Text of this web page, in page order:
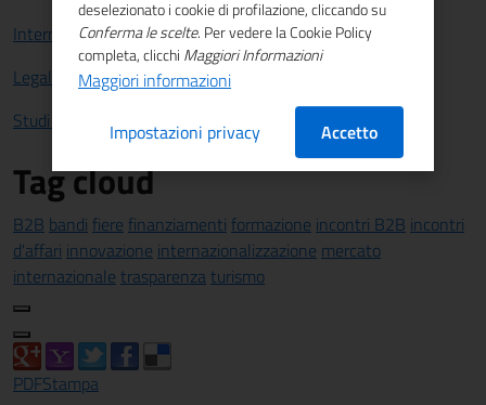
Internazionalizzazione
Legalità
Studi e statistiche
Tag cloud
B2B bandi fiere finanziamenti formazione incontri B2B incontri
d'affari innovazione internazionalizzazione mercato
internazionale trasparenzaturismo
PDFStampa
deselezionato i cookie di profilazione, cliccando su
Conferma le scelte. Per vedere la Cookie Policy
completa, clicchi Maggiori Informazioni
Maggiori informazioni
Impostazioni privacy
Accetto